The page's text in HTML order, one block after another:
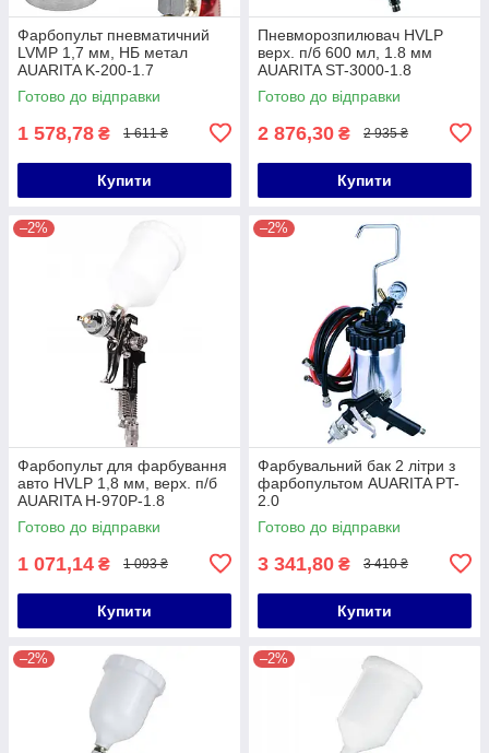
Фарбопульт пневматичний
LVMP 1,7 мм, НБ метал
AUARITA K-200-1.7
Готово до відправки
1 578,78 ₴ 1 611 ₴
Купити
Пневморозпилювач HVLP
верх. п/б 600 мл, 1.8 мм
AUARITA ST-3000-1.8
Готово до відправки
2 876,30 ₴ 2 935 ₴
Купити
–2%
Фарбопульт для фарбування
авто HVLP 1,8 мм, верх. п/б
AUARITA H-970P-1.8
Готово до відправки
1 071,14 ₴ 1 093 ₴
Купити
–2%
Фарбувальний бак 2 літри з
фарбопультом AUARITA PT-
2.0
Готово до відправки
3 341,80 ₴ 3 410 ₴
Купити
–2% –2%